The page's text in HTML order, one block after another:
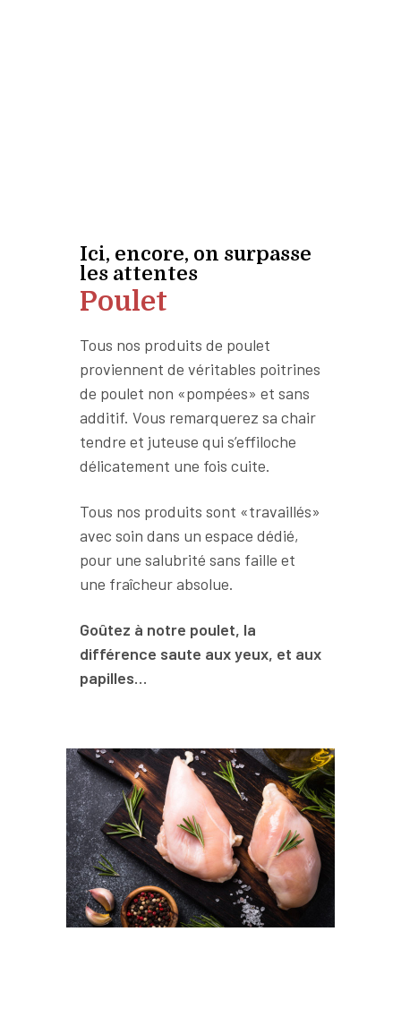
Ici, encore, on surpasse
les attentes
Poulet
Tous nos produits de poulet
proviennent de véritables poitrines
de poulet non «pompées» et sans
additif. Vous remarquerez sa chair
tendre et juteuse qui s’effiloche
délicatement une fois cuite.
Tous nos produits sont «travaillés»
avec soin dans un espace dédié,
pour une salubrité sans faille et
une fraîcheur absolue.
Goûtez à notre poulet, la
différence saute aux yeux, et aux
papilles…